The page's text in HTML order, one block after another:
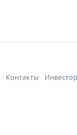
Контакты